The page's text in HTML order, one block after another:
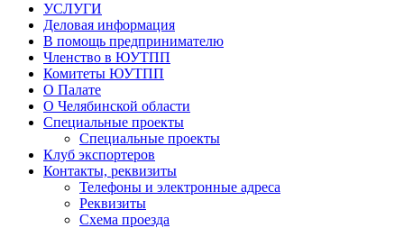
УСЛУГИ
Деловая информация
В помощь предпринимателю
Членство в ЮУТПП
Комитеты ЮУТПП
О Палате
О Челябинской области
Специальные проекты
Специальные проекты
Клуб экспортеров
Контакты, реквизиты
Телефоны и электронные адреса
Реквизиты
Схема проезда